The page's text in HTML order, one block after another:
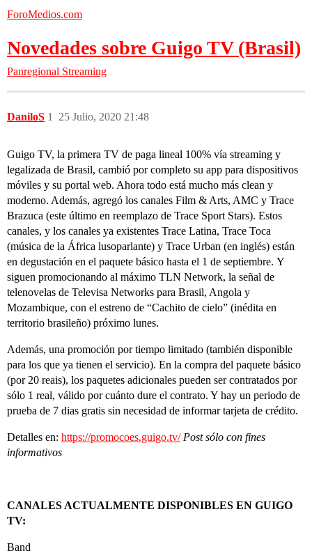
ForoMedios.com
Novedades sobre Guigo TV (Brasil)
Panregional Streaming
DaniloS 25 Julio, 2020 21:48
1
Guigo TV, la primera TV de paga lineal 100% vía streaming y
legalizada de Brasil, cambió por completo su app para dispositivos
móviles y su portal web. Ahora todo está mucho más clean y
moderno. Además, agregó los canales Film & Arts, AMC y Trace
Brazuca (este último en reemplazo de Trace Sport Stars). Estos
canales, y los canales ya existentes Trace Latina, Trace Toca
(música de la África lusoparlante) y Trace Urban (en inglés) están
en degustación en el paquete básico hasta el 1 de septiembre. Y
siguen promocionando al máximo TLN Network, la señal de
telenovelas de Televisa Networks para Brasil, Angola y
Mozambique, con el estreno de “Cachito de cielo” (inédita en
territorio brasileño) próximo lunes.
Además, una promoción por tiempo limitado (también disponible
para los que ya tienen el servicio). En la compra del paquete básico
(por 20 reais), los paquetes adicionales pueden ser contratados por
sólo 1 real, válido por cuánto dure el contrato. Y hay un periodo de
prueba de 7 dias gratis sin necesidad de informar tarjeta de crédito.
Detalles en: https://promocoes.guigo.tv/ Post sólo con fines
informativos
CANALES ACTUALMENTE DISPONIBLES EN GUIGO
TV:
Band